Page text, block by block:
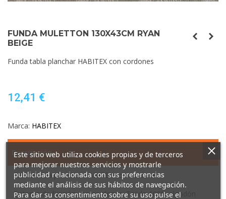
FUNDA MULETTON 130X43CM RYAN
BEIGE
Funda tabla planchar HABITEX con cordones
12,41 €
Marca: HABITEX
Descripción
Funda tabla planchar HABITEX con cordones
Sistema de fijación con cordones. Tejido 100% algodón
Este sitio web utiliza cookies propias y de terceros
para mejorar nuestros servicios y mostrarle
publicidad relacionada con sus preferencias
mediante el análisis de sus hábitos de navegación.
Para dar su consentimiento sobre su uso pulse el